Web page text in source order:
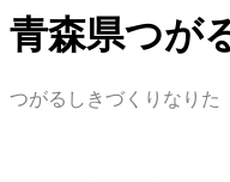
青森県つが
つがるしきづくりなりた